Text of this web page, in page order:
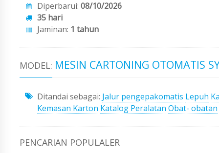
Diperbarui: 08/10/2026
35 hari
Jaminan: 1 tahun
MODEL: MESIN CARTONING OTOMATIS
Ditandai sebagai: Jalur pengepakomatis Lepuh
Kemasan Karton Katalog Peralatan Obat- obatan
PENCARIAN POPULALER